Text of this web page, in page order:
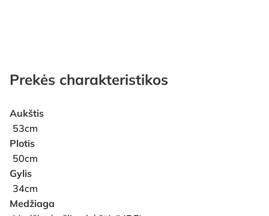
Prekės charakteristikos
Aukštis
53cm
Plotis
50cm
Gylis
34cm
Medžiaga